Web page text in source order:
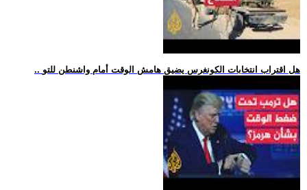
.. هل اقتراب انتخابات الكونغرس يضيق هامش الوقت أمام واشنطن للتو